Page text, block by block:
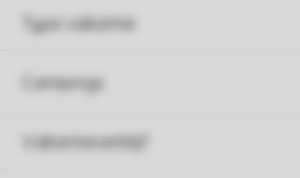
Type vakantie
Campings
Vakantieverblijf